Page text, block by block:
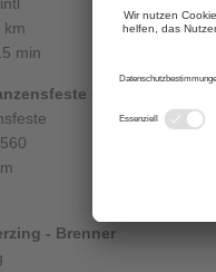
km
min
- Sterzing
- Brenner